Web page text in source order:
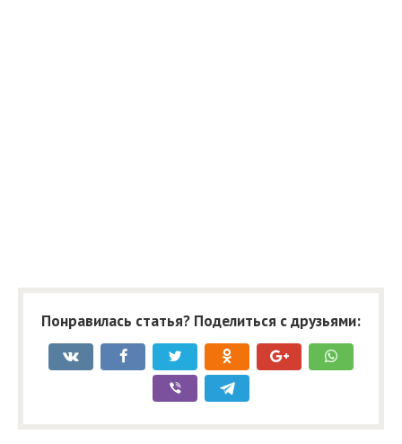
Понравилась статья? Поделиться с друзьями: